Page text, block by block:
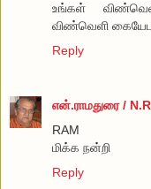
உங்கள்
விண்வெளி
Reply
என்.ராமதுரை /
RAM
மிக்க நன்றி
Reply